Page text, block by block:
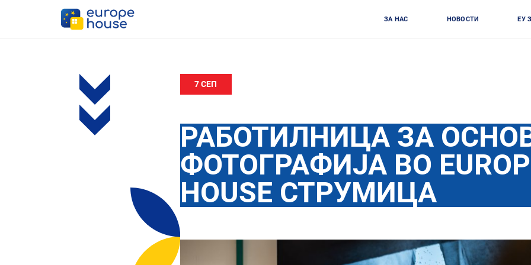
ЗА НАС НОВОСТИ ЕУ
7 СЕП
РАБОТИЛНИЦА ЗА
ФОТОГРАФИЈА ВО
HOUSE СТРУМИЦА